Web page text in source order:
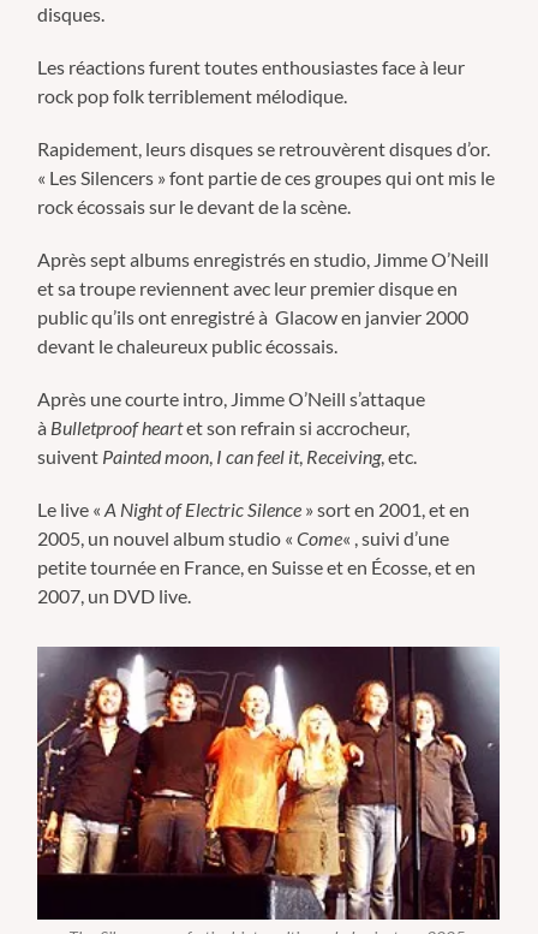
disques.
Les réactions furent toutes enthousiastes face à leur
rock pop folk terriblement mélodique.
Rapidement, leurs disques se retrouvèrent disques d’or.
« Les Silencers » font partie de ces groupes qui ont mis le
rock écossais sur le devant de la scène.
Après sept albums enregistrés en studio, Jimme O’Neill
et sa troupe reviennent avec leur premier disque en
public qu’ils ont enregistré à Glacow en janvier 2000
devant le chaleureux public écossais.
Après une courte intro, Jimme O’Neill s’attaque
à Bulletproof heartet son refrain si accrocheur,
suivent Painted moon I can feel it, Receiving, etc.
Le live «A Night of Electric Silence » sort en 2001, et en
2005, un nouvel album studio «Come« , suivi d’une
petite tournée en France, en Suisse et en Écosse, et en
2007, un DVD live.